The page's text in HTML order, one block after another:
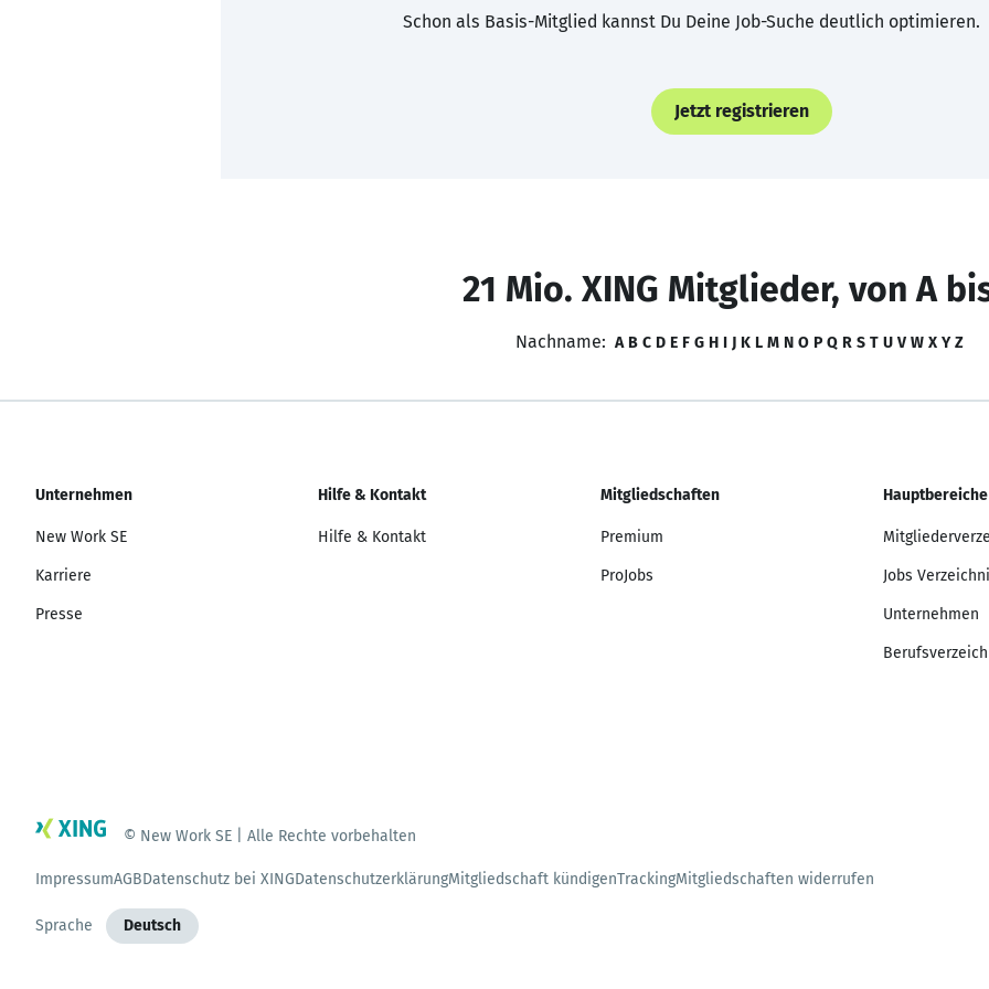
Schon als Basis-Mitglied kannst Du Deine Job-Suche deutlich optimieren.
Jetzt registrieren
21 Mio. XING Mitglieder, von A
Nachname: A B C D E F G H I J K L M N O P Q R S T U V W X Y Z
Unternehmen
New Work SE
Karriere
Presse
Hilfe & Kontakt
Hilfe & Kontakt
Mitgliedschaften
Premium
ProJobs
Hauptbereiche
Jobs
Unternehmen
© New Work SE | Alle Rechte vorbehalten
ImpressumAGBDatenschutz bei XINGDatenschutzerklärungMitgliedschaft kündigenTrackingMitgliedschaften widerrufen
Sprache Deutsch